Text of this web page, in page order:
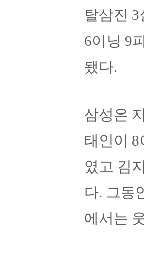
탈삼진
6이닝 9
됐다.
삼성은
태인이
였고 김
다. 그동
에서는